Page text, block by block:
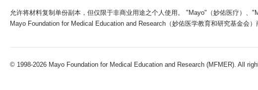
允许将材料复制单份副本，但仅限于非商业用途之个人使用。 "Mayo"（妙佑医疗）
Mayo Foundation for Medical Education and Research（妙佑医学教育和研究基金会）
© 1998-2026 Mayo Foundation for Medical Education and Research (MFMER). All